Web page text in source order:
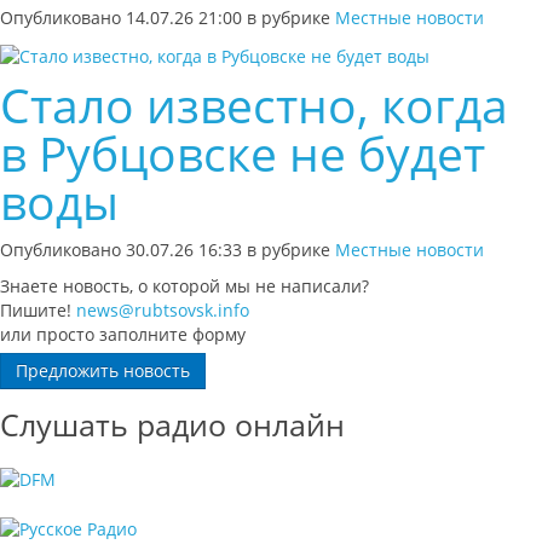
Опубликовано 14.07.26 21:00 в рубрике Местные новости
Стало известно, когда
в Рубцовске не будет
воды
Опубликовано 30.07.26 16:33 в рубрике Местные новости
Знаете новость, о которой мы не написали?
Пишите! news@rubtsovsk.info
или просто заполните форму
Предложить новость
Слушать радио онлайн